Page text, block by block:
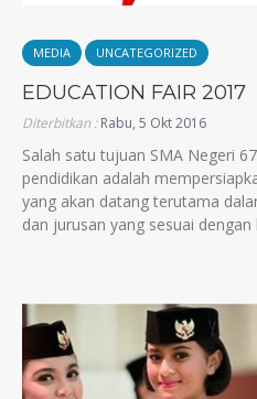
MEDIA UNCATEGORIZED
EDUCATION FAIR 2017
Diterbitkan :Rabu, 5 Okt 2016
Salah satu tujuan SMA Negeri
pendidikan adalah
yang akan datang terutama
dan jurusan yang sesuai